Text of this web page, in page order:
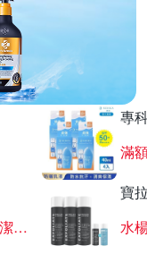
專
滿
雙酸角質潔膚露
寶
水